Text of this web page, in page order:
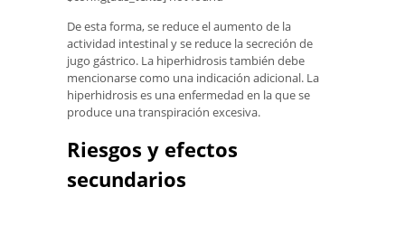
De esta forma, se reduce el aumento de la
actividad intestinal y se reduce la secreción de
jugo gástrico. La hiperhidrosis también debe
mencionarse como una indicación adicional. La
hiperhidrosis es una enfermedad en la que se
produce una transpiración excesiva.
Riesgos y efectos
secundarios